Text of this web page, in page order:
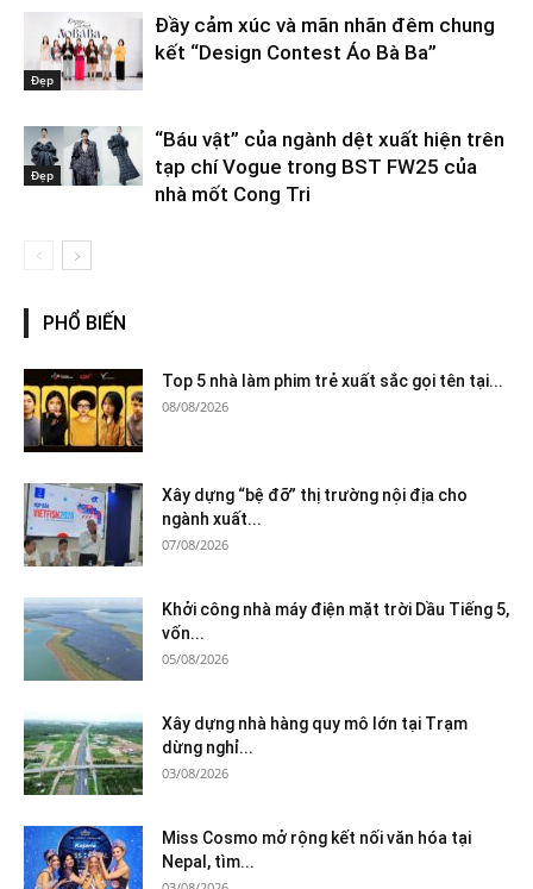
Đẹp
Đầy cảm xúc và mãn nhãn đêm chung
kết “Design Contest Áo Bà Ba”
Đẹp
“Báu vật” của ngành dệt xuất hiện trên
tạp chí Vogue trong BST FW25 của
nhà mốt Cong Tri
PHỔ BIẾN
Top 5 nhà làm phim trẻ xuất sắc gọi tên tại...
08/08/2026
Xây dựng “bệ đỡ” thị trường nội địa cho
ngành xuất...
07/08/2026
Khởi công nhà máy điện mặt trời Dầu Tiếng 5,
vốn...
05/08/2026
Xây dựng nhà hàng quy mô lớn tại Trạm
dừng nghỉ...
03/08/2026
Miss Cosmo mở rộng kết nối văn hóa tại
Nepal, tìm...